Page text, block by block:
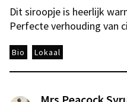
Dit siroopje is heerlijk
Perfecte verhouding van
Bio Lokaal